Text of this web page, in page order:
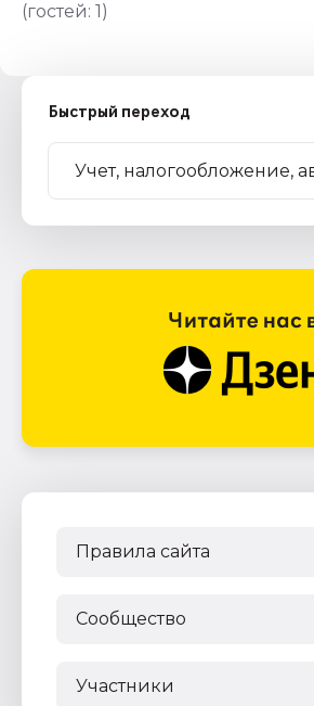
(гостей: 1)
Быстрый переход
Правила сайта
Сообщество
Участники